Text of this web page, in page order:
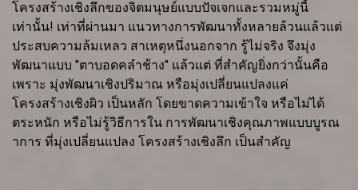
โครงสร้างเชิงลึกของจิตมนุษย์แบบปัจเจกและรวมหมู่นี้
เท่านั้น! เท่าที่ผ่านมา แนวทางการพัฒนาทั้งหลายล้วนแล้วแต่
ประสบความล้มเหลว สาเหตุหนึ่งนอกจาก รู้ไม่จริง จึงมุ่ง
พัฒนาแบบ "ตาบอดคลำช้าง" แล้วแต่ ที่สำคัญยิ่งกว่านั้นคือ
เพราะ มุ่งพัฒนาเชิงปริมาณ หรือมุ่งเปลี่ยนแปลงแค่
โครงสร้างเชิงผิว เป็นหลัก โดยขาดความเข้าใจ หรือไม่ได้
ตระหนัก หรือไม่รู้วิธีการใน การพัฒนาเชิงคุณภาพแบบบูรณ
าการ ที่มุ่งเปลี่ยนแปลง โครงสร้างเชิงลึก เป็นสำคัญ